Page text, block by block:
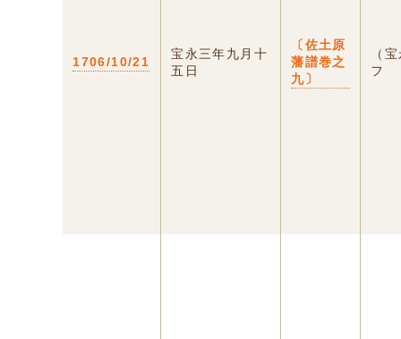
1706/10/21
宝永三年九月十
五日
〔佐土原
藩譜巻之
九〕
（
フ